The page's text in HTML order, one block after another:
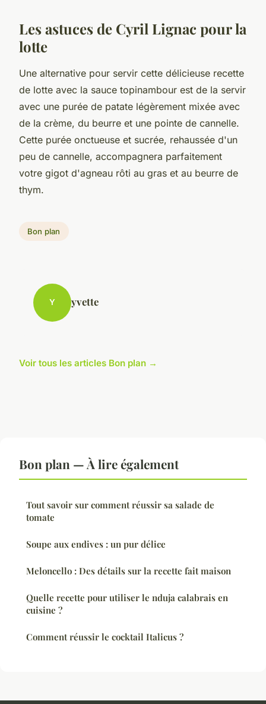
Les astuces de Cyril Lignac pour la
lotte
Une alternative pour servir cette délicieuse recette
de lotte avec la sauce topinambour est de la servir
avec une purée de patate légèrement mixée avec
de la crème, du beurre et une pointe de cannelle.
Cette purée onctueuse et sucrée, rehaussée d'un
peu de cannelle, accompagnera parfaitement
votre gigot d'agneau rôti au gras et au beurre de
thym.
Bon plan
Y yvette
Voir tous les articles Bon plan →
Bon plan — À lire également
Tout savoir sur comment réussir sa salade de
tomate
Soupe aux endives : un pur délice
Meloncello : Des détails sur la recette fait maison
Quelle recette pour utiliser le nduja calabrais en
cuisine ?
Comment réussir le cocktail Italicus ?